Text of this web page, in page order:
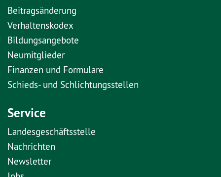
Beitragsänderung
Verhaltenskodex
Bildungsangebote
Neumitglieder
Finanzen und Formulare
Schieds- und Schlichtungsstellen
Service
Landesgeschäftsstelle
Nachrichten
Newsletter